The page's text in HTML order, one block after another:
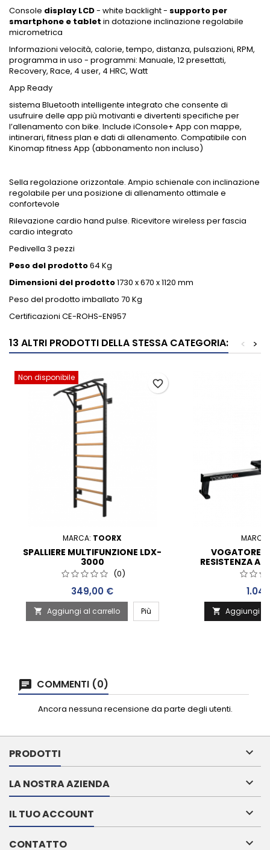
Console display LCD- white backlight - supporto per
smartphone e tablet in dotazione inclinazione regolabile
micrometrica
Informazioni velocità, calorie, tempo, distanza, pulsazioni, RPM,
programma in uso - programmi: Manuale, 12 presettati,
Recovery, Race, 4 user, 4 HRC, Watt
App Ready
sistema Bluetooth intelligente integrato che consente di
usufruire delle app più motivanti e divertenti specifiche per
l’allenamento con bike. Include iConsole+ App con mappe,
intinerari, fitness plan e dati di allenamento. Compatibile con
Kinomap fitness App (abbonamento non incluso)
Sella regolazione orizzontale. Ampio schienale con inclinazione
regolabile per una posizione di allenamento ottimale e
confortevole
Rilevazione cardio hand pulse. Ricevitore wireless per fascia
cardio integrato
Pedivella 3 pezzi
Peso del prodotto64 Kg
Dimensioni del prodotto1730 x 670 x 1120 mm
Peso del prodotto imballato 70 Kg
Certificazioni CE-ROHS-EN957
13 ALTRI PRODOTTI DELLA STESSA CATEGORIA: >
<
Non disponibile
MARCA: TOORX
SPALLIERE MULTIFUNZIONE LDX-
3000
(0)
Prezzo
349,00 €
 Aggiungi al carrello Più
favorite_border
VOGATORE
RESISTENZA
 Aggiungi al
COMMENTI (0)
Ancora nessuna recensione da parte degli utenti.
PRODOTTI 
LA NOSTRA AZIENDA 
IL TUO ACCOUNT 
CONTATTO 